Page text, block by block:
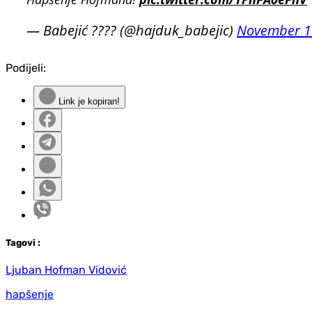
— Babejić ???? (@hajduk_babejic) November
Podijeli:
Link je kopiran!
Tagovi :
Ljuban Hofman Vidović
hapšenje